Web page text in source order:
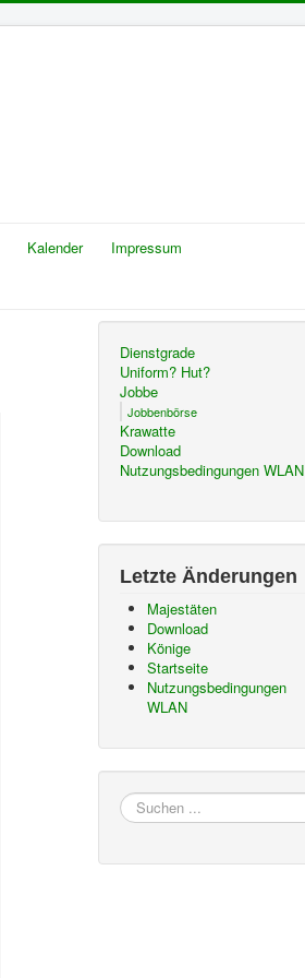
Kalender
Impressum
Dienstgrade
Uniform? Hut?
Jobbe
Jobbenbörse
Krawatte
Download
Nutzungsbedingungen WLAN
Letzte Änderungen
Majestäten
Download
Könige
Startseite
Nutzungsbedingungen
WLAN
Suchen
...